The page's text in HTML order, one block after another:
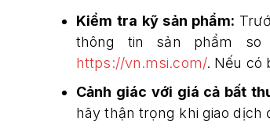
Kiểm tra kỹ sản phẩm:
thông tin sản phẩm
https://vn.msi.com/. Nếu có
Cảnh giác với giá cả bất
hãy thận trọng khi giao dịch